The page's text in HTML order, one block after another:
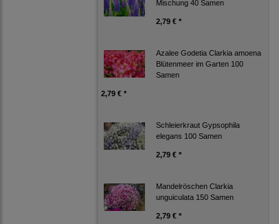
Mischung 40 Samen
2,79 € *
Azalee Godetia Clarkia amoena
Blütenmeer im Garten 100
Samen
2,79 € *
Schleierkraut Gypsophila
elegans 100 Samen
2,79 € *
Mandelröschen Clarkia
unguiculata 150 Samen
2,79 € *